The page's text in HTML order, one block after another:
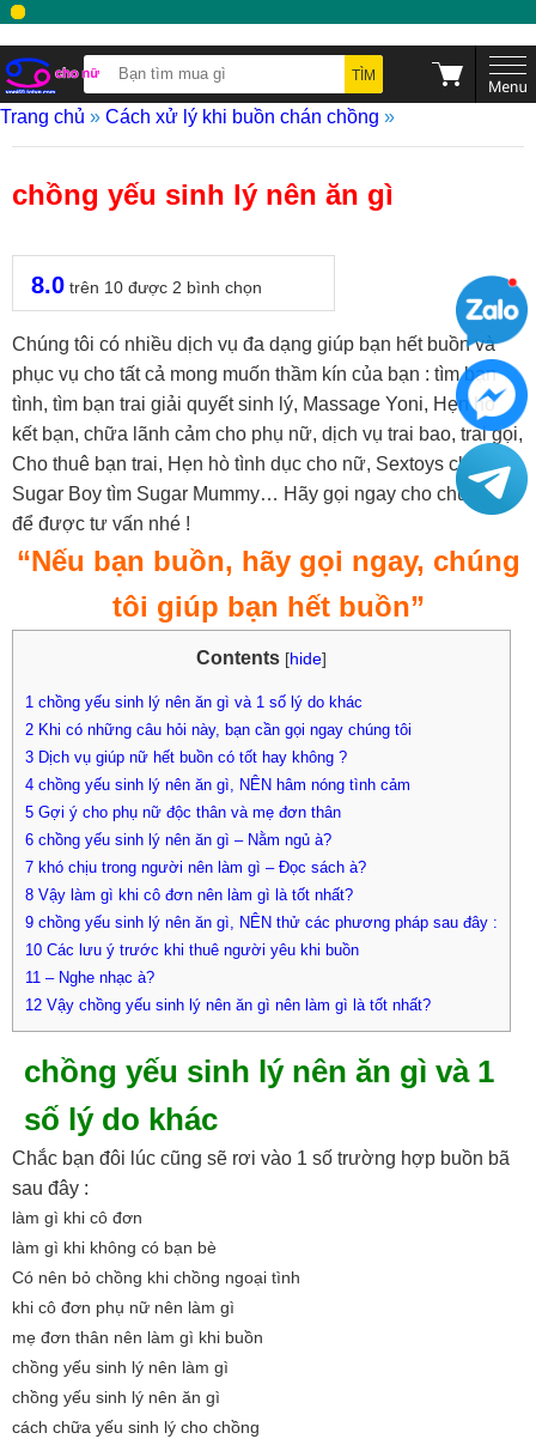
TÌM
Trang chủ » Cách xử lý khi buồn chán chồng »
chồng yếu sinh lý nên ăn gì
8.0 trên 10 được 2 bình chọn
Chúng tôi có nhiều dịch vụ đa dạng giúp bạn hết buồn và
phục vụ cho tất cả mong muốn thầm kín của bạn : tìm bạn
tình, tìm bạn trai giải quyết sinh lý, Massage Yoni, Hẹn hò
kết bạn, chữa lãnh cảm cho phụ nữ, dịch vụ trai bao, trai gọi,
Cho thuê bạn trai, Hẹn hò tình dục cho nữ, Sextoys cho nữ,
Sugar Boy tìm Sugar Mummy… Hãy gọi ngay cho chúng tôi
để được tư vấn nhé !
“Nếu bạn buồn, hãy gọi ngay, chúng
tôi giúp bạn hết buồn”
Contents [hide]
1 chồng yếu sinh lý nên ăn gì và 1 số lý do khác
2 Khi có những câu hỏi này, bạn cần gọi ngay chúng tôi
3 Dịch vụ giúp nữ hết buồn có tốt hay không ?
4 chồng yếu sinh lý nên ăn gì, NÊN hâm nóng tình cảm
5 Gợi ý cho phụ nữ độc thân và mẹ đơn thân
6 chồng yếu sinh lý nên ăn gì – Nằm ngủ à?
7 khó chịu trong người nên làm gì – Đọc sách à?
8 Vậy làm gì khi cô đơn nên làm gì là tốt nhất?
9 chồng yếu sinh lý nên ăn gì, NÊN thử các phương pháp sau đây :
10 Các lưu ý trước khi thuê người yêu khi buồn
11 – Nghe nhạc à?
12 Vậy chồng yếu sinh lý nên ăn gì nên làm gì là tốt nhất?
chồng yếu sinh lý nên ăn gì và 1
số lý do khác
Chắc bạn đôi lúc cũng sẽ rơi vào 1 số trường hợp buồn bã
sau đây :
làm gì khi cô đơn
làm gì khi không có bạn bè
Có nên bỏ chồng khi chồng ngoại tình
khi cô đơn phụ nữ nên làm gì
mẹ đơn thân nên làm gì khi buồn
chồng yếu sinh lý nên làm gì
chồng yếu sinh lý nên ăn gì
cách chữa yếu sinh lý cho chồng